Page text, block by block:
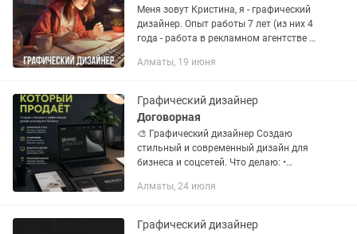
Меня зовут Кристина, я - графический
дизайнер. Опыт работы 7 лет (из них 4
года - работа в рекламном агентстве и
следующие услуги: • дизайн
Алматы, 19 июня
Графический дизайнер
Договорная
🎨 Графический дизайнер Создаю
стильный и современный дизайн для
бизнеса и соцсетей. Что делаю: •
для Instagram / TikTok • Карточки
Алматы, 24 июля
Графический дизайнер